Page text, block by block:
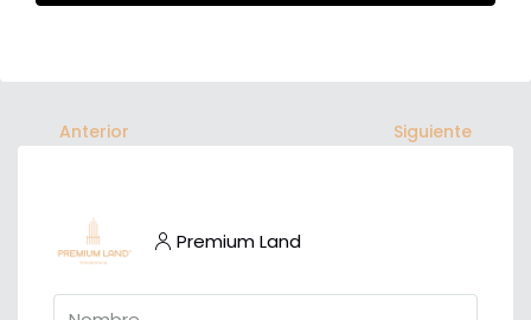
Anterior Siguiente
Premium Land